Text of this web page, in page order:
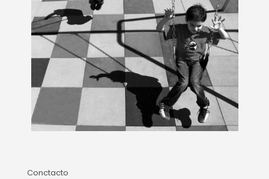
Conctacto